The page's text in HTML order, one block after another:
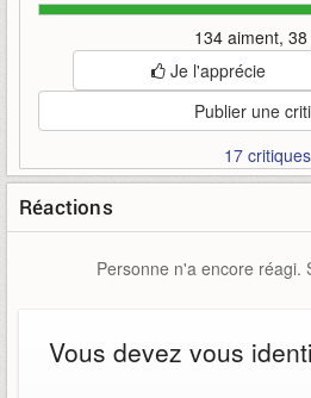
134 aiment,
Je l'apprécie
Publier une
17 critiques
Réactions
Personne n'a encore réagi.
Vous devez vous